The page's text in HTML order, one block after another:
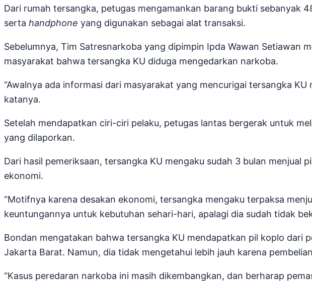
Dari rumah tersangka, petugas mengamankan barang bukti sebanyak
serta handphone yang digunakan sebagai alat transaksi.
Sebelumnya, Tim Satresnarkoba yang dipimpin Ipda Wawan Setiawan
masyarakat bahwa tersangka KU diduga mengedarkan narkoba.
“Awalnya ada informasi dari masyarakat yang mencurigai tersangka KU
katanya.
Setelah mendapatkan ciri-ciri pelaku, petugas lantas bergerak untuk
yang dilaporkan.
Dari hasil pemeriksaan, tersangka KU mengaku sudah 3 bulan menjual
ekonomi.
“Motifnya karena desakan ekonomi, tersangka mengaku terpaksa
keuntungannya untuk kebutuhan sehari-hari, apalagi dia sudah tidak
Bondan mengatakan bahwa tersangka KU mendapatkan pil koplo dari
Jakarta Barat. Namun, dia tidak mengetahui lebih jauh karena
“Kasus peredaran narkoba ini masih dikembangkan, dan berharap